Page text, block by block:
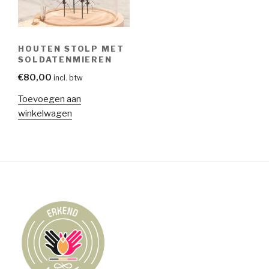
HOUTEN STOLP MET
SOLDATENMIEREN
€80,00 incl. btw
Toevoegen aan
winkelwagen